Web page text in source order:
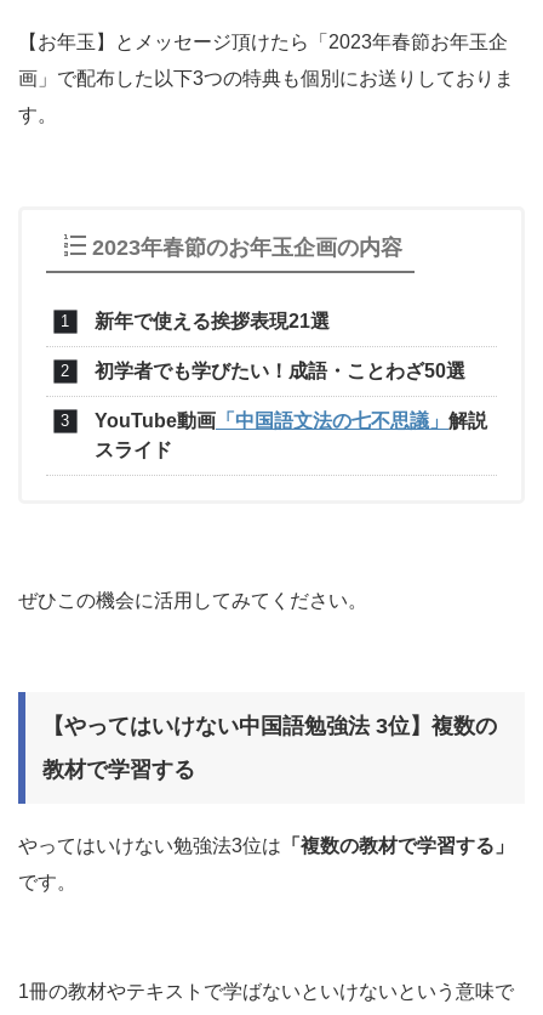
【お年玉】とメッセージ頂けたら「2023年春節お年玉企
画」で配布した以下3つの特典も個別にお送りしておりま
す。
2023年春節のお年玉企画の内容
新年で使える挨拶表現21選
初学者でも学びたい！成語・ことわざ50選
YouTube動画 「中国語文法の七不思議」 解説
スライド
ぜひこの機会に活用してみてください。
【やってはいけない中国語勉強法 3位】複数の
教材で学習する
やってはいけない勉強法3位は 「複数の教材で学習する」
です。
1冊の教材やテキストで学ばないといけないという意味で